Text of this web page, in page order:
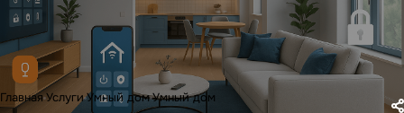
Главная УслугиУмный домУмный дом